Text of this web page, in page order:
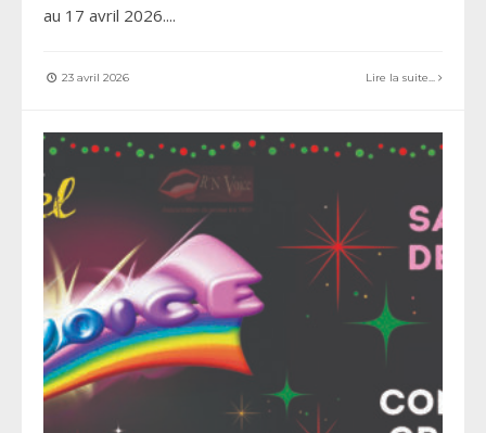
au 17 avril 2026....
23 avril 2026 Lire la suite...